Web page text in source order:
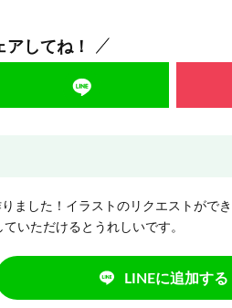
してね！
ました！イラストのリクエストがで
いただけるとうれしいです。
LINEに追加する